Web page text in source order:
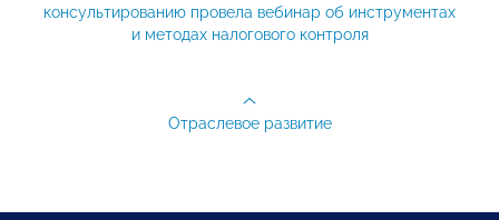
консультированию провела вебинар об инструментах
и методах налогового контроля
Отраслевое развитие